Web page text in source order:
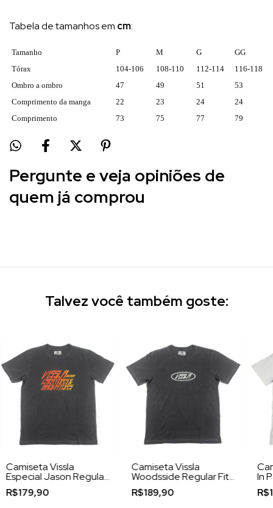
Tabela de tamanhos em cm:
Tamanho P M G
GG
Tórax
104-106 108-110 112-114
116-118
Ombro a ombro
47 49 51
53
Comprimento da manga
22 23 24
24
Comprimento
73 75 77 79
Pergunte e veja opiniões de
quem já comprou
Talvez você também goste:
Camiseta Vissla
Especial Jason Regular
Fit Preto
R$179,90
Camiseta Vissla
Woodsside Regular Fit
Preto
R$189,90
In